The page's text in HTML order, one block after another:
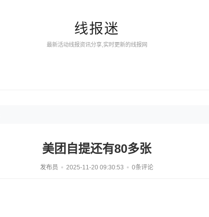
线报迷
最新活动线报资讯分享,实时更新的线报网
美团自提还有80多张
发布员 2025-11-20 09:30:53 0条评论